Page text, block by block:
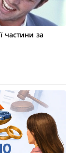
частини за